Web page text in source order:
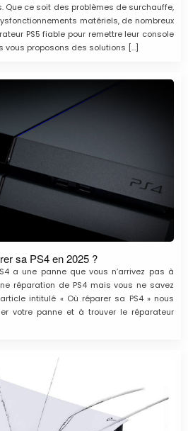
Que ce soit des problèmes de surchauffe,
matériels, de nombreux
PS5 fiable pour remettre leur console
vous proposons des solutions […]
sa PS4 en 2025 ?
a une panne que vous n’arrivez pas à
réparation de PS4 mais vous ne savez
intitulé « Où réparer sa PS4 » nous
votre panne et à trouver le réparateur